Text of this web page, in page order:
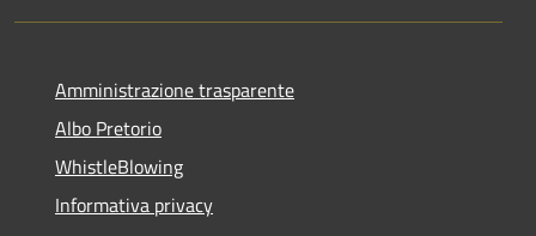
Amministrazione trasparente
Albo Pretorio
WhistleBlowing
Informativa privacy